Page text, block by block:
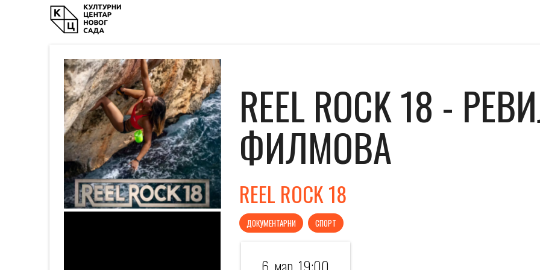
REEL ROCK 18 -
ФИЛМОВА
REEL ROCK 18
ДОКУМЕНТАРНИ СПОРТ